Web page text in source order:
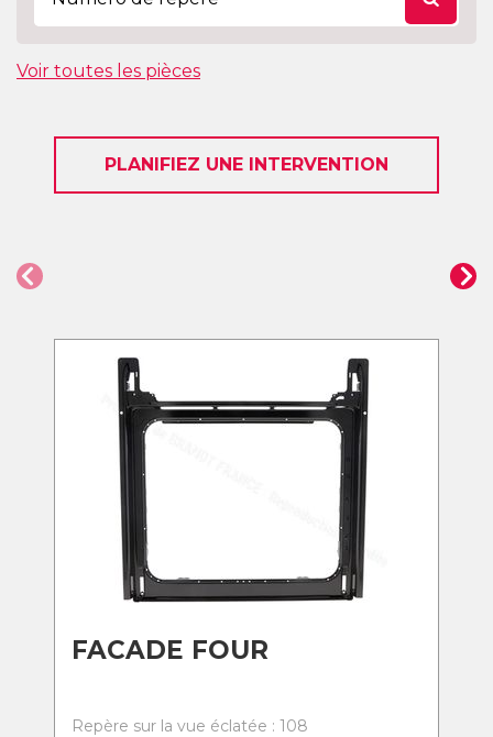
Voir toutes les pièces
PLANIFIEZ UNE INTERVENTION
FACADE FOUR
Repère sur la vue éclatée : 108